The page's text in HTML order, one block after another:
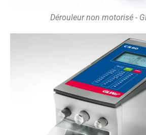
Dérouleur non motorisé -